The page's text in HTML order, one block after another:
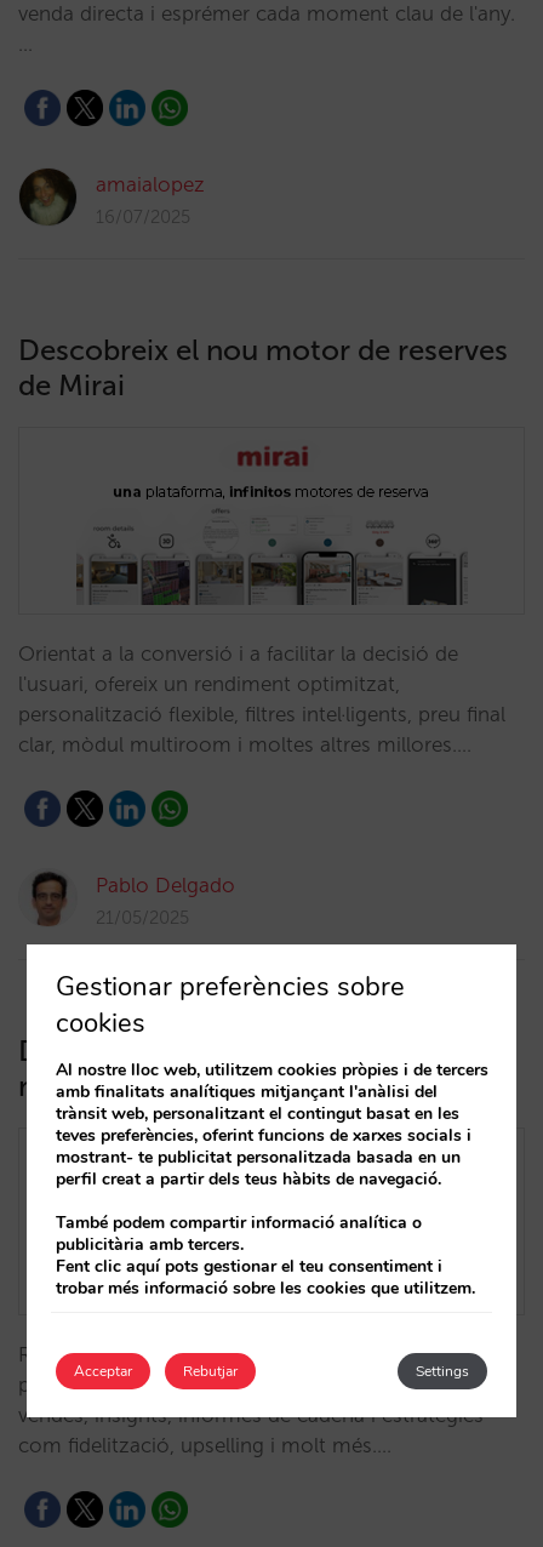
venda directa i esprémer cada moment clau de l'any.
…
amaialopez
16/07/2025
Descobreix el nou motor de reserves
de Mirai
Orientat a la conversió i a facilitar la decisió de
l'usuari, ofereix un rendiment optimitzat,
personalització flexible, filtres intel·ligents, preu final
clar, mòdul multiroom i moltes altres millores.…
Pablo Delgado
21/05/2025
Descobreix els nostres nous informes
mensuals de vendes
Rep cada mes un informe complet en PDF amb les
principals dades de la teva venda directa: pickup,
vendes, insights, informes de cadena i estratègies
com fidelització, upselling i molt més.…
Gestionar preferències sobre
cookies
Al nostre lloc web, utilitzem cookies pròpies i de tercers
amb finalitats analítiques mitjançant l'anàlisi del
trànsit web, personalitzant el contingut basat en les
teves preferències, oferint funcions de xarxes socials i
mostrant- te publicitat personalitzada basada en un
perfil creat a partir dels teus hàbits de navegació.
També podem compartir informació analítica o
publicitària amb tercers.
Fent clic aquí pots gestionar el teu consentiment i
trobar més informació sobre les cookies que utilitzem.
Acceptar Settings
Rebutjar